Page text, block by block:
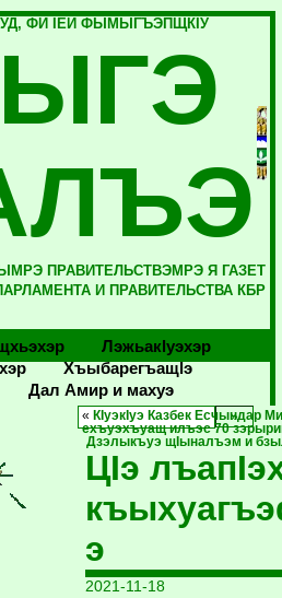
ФИ IЕЙ ФЫМЫГЪЭПЩКIУ
ПРАВИТЕЛЬСТВЭМРЭ Я ГАЗЕТ
И ПРАВИТЕЛЬСТВА КБР
Лэжьакlуэхэр
Хъыбарегъащlэ
Дал Амир и махуэ
« КIуэкIуэ Казбек Есчындар
ехъуэхъуащ илъэс 70
Дзэлыкъуэ щIыналъэм и
ЦIэ
э
2021-11-18